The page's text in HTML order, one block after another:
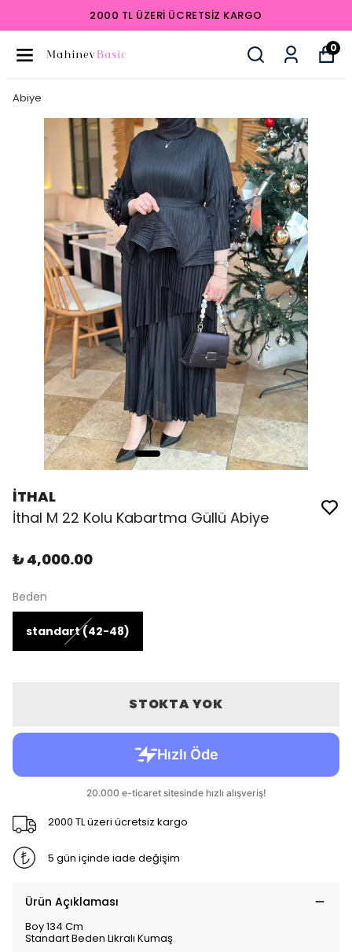
2000 TL ÜZERI ÜCRETSIZ KARGO
0
Abiye
İTHAL
İthal M 22 Kolu Kabartma Güllü Abiye
₺ 4,000.00
Beden
standart (42-48)
STOKTA YOK
2000 TL üzeri ücretsiz kargo
5 gün içinde iade değişim
Ürün Açıklaması
Boy 134 Cm
Standart Beden Likralı Kumaş